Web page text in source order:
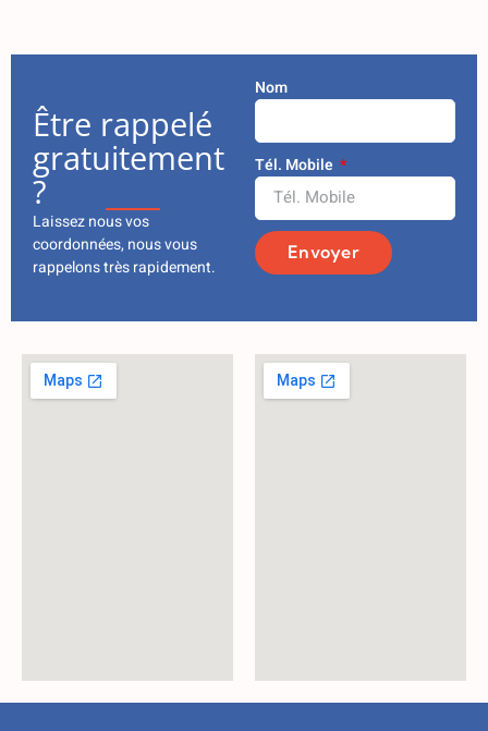
Être rappelé
gratuitement
?
Laissez nous vos
coordonnées, nous vous
rappelons très rapidement.
Nom
Tél. Mobile
Envoyer